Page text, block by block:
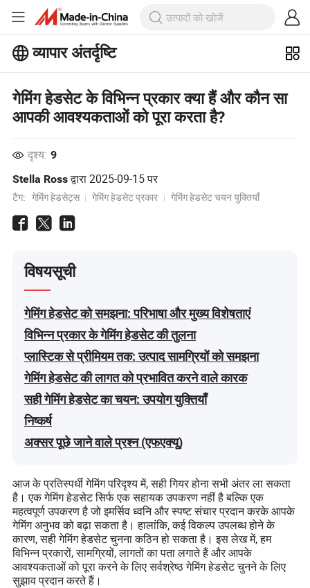
व्यापार अंतर्दृष्टि
और देखें
गेमिंग हेडसेट के विभिन्न प्रकार क्या हैं और कौन सा
आपकी आवश्यकताओं को पूरा करता है?
दृश्य: 9
Stella Rossद्वारा2025-09-15पर
टैग: गेमिंग हेडसेट्स गेमिंग हेडसेट प्रकार गेमिंग हेडसेट चयन युक्तियाँ
विषयसूची
गेमिंग हेडसेट को समझना: परिभाषा और मुख्य विशेषताएं
विभिन्न प्रकार के गेमिंग हेडसेट की तुलना
प्लास्टिक से प्रीमियम तक: उत्पाद सामग्रियों को समझना
गेमिंग हेडसेट की लागत को प्रभावित करने वाले कारक
सही गेमिंग हेडसेट का चयन: उपयोग युक्तियाँ
निष्कर्ष
अक्सर पूछे जाने वाले प्रश्न (एफएक्यू)
आज के प्रतिस्पर्धी गेमिंग परिदृश्य में, सही गियर होना सभी अंतर ला सकता
है। एक गेमिंग हेडसेट सिर्फ एक सहायक उपकरण नहीं है बल्कि एक
महत्वपूर्ण उपकरण है जो इमर्सिव ध्वनि और स्पष्ट संचार प्रदान करके आपके
गेमिंग अनुभव को बढ़ा सकता है। हालांकि, कई विकल्प उपलब्ध होने के
कारण, सही गेमिंग हेडसेट चुनना कठिन हो सकता है। इस लेख में, हम
विभिन्न प्रकारों, सामग्रियों, लागतों का पता लगाते हैं और आपके
आवश्यकताओं को पूरा करने के लिए सर्वश्रेष्ठ गेमिंग हेडसेट चुनने के लिए
सुझाव प्रदान करते हैं।